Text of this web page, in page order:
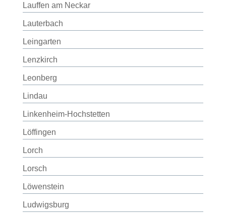
Lauffen am Neckar
Lauterbach
Leingarten
Lenzkirch
Leonberg
Lindau
Linkenheim-Hochstetten
Löffingen
Lorch
Lorsch
Löwenstein
Ludwigsburg